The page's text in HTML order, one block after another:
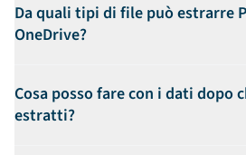
Da quali tipi di file può estrarre
OneDrive?
Cosa posso fare con i dati dopo
estratti?